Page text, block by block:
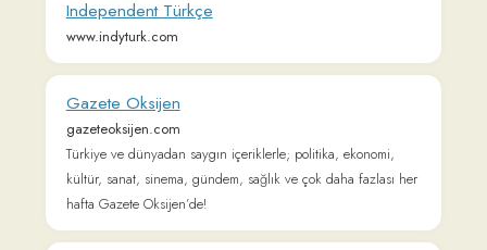
Gazetesi'nde. Ekonominin nabzı dunya.com'da atıyor!
Haber 7 - Haber - Haberler - Son Dakika
Haberleri
www.haber7.com
Haber 7, Türkiye ve dünyadan son dakika haberleri, en son
haberler, gazete manşetleri ve köşe yazarları, il il namaz
vakitleri; yerel haber, siyaset, spor, ekonomi ve daha fazlası
Haber7'de.